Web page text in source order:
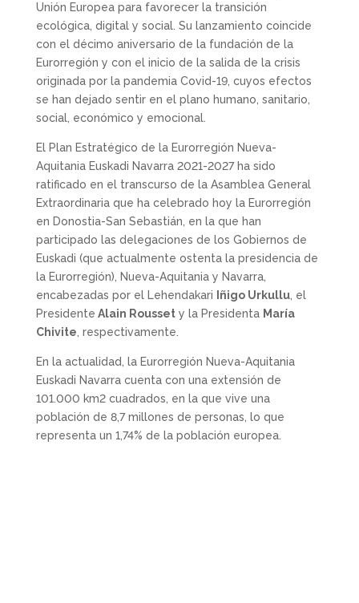
Unión Europea para favorecer la transición
ecológica, digital y social. Su lanzamiento coincide
con el décimo aniversario de la fundación de la
Eurorregión y con el inicio de la salida de la crisis
originada por la pandemia Covid-19, cuyos efectos
se han dejado sentir en el plano humano, sanitario,
social, económico y emocional.
El Plan Estratégico de la Eurorregión Nueva-
Aquitania Euskadi Navarra 2021-2027 ha sido
ratificado en el transcurso de la Asamblea General
Extraordinaria que ha celebrado hoy la Eurorregión
en Donostia-San Sebastián, en la que han
participado las delegaciones de los Gobiernos de
Euskadi (que actualmente ostenta la presidencia de
la Eurorregión), Nueva-Aquitania y Navarra,
encabezadas por el Lehendakari
Iñigo Urkullu, el
Presidente Alain Roussety la Presidenta María
Chivite , respectivamente.
En la actualidad, la Eurorregión Nueva-Aquitania
Euskadi Navarra cuenta con una extensión de
101.000 km2 cuadrados, en la que vive una
población de 8,7 millones de personas, lo que
representa un 1,74% de la población europea.